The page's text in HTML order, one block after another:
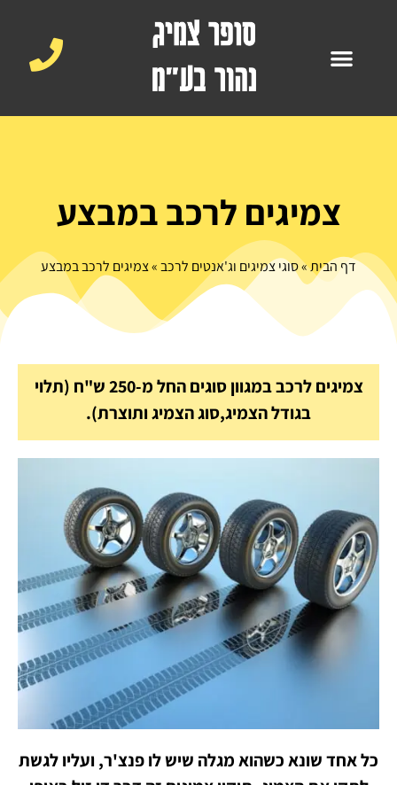
צמיגים לרכב במבצע
דף הבית»סוגי צמיגים וג'אנטים לרכב»צמיגים לרכב במבצע
צמיגים לרכב במגוון סוגים החל מ-250 ש"ח (תלוי
בגודל הצמיג,סוג הצמיג ותוצרת).
כל אחד שונא כשהוא מגלה שיש לו פנצ'ר, ועליו לגשת